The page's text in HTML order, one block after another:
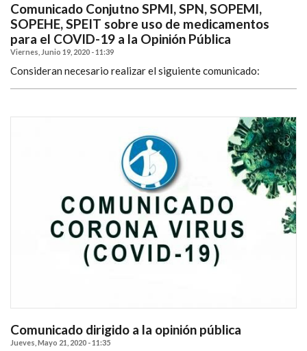
Comunicado Conjutno SPMI, SPN, SOPEMI,
SOPEHE, SPEIT sobre uso de medicamentos
para el COVID-19 a la Opinión Pública
Viernes, Junio 19, 2020 - 11:39
Consideran necesario realizar el siguiente comunicado:
Comunicado dirigido a la opinión pública
Jueves, Mayo 21, 2020 - 11:35